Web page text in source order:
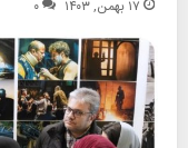
۱۷ بهمن, ۱۴۰۳ ۰